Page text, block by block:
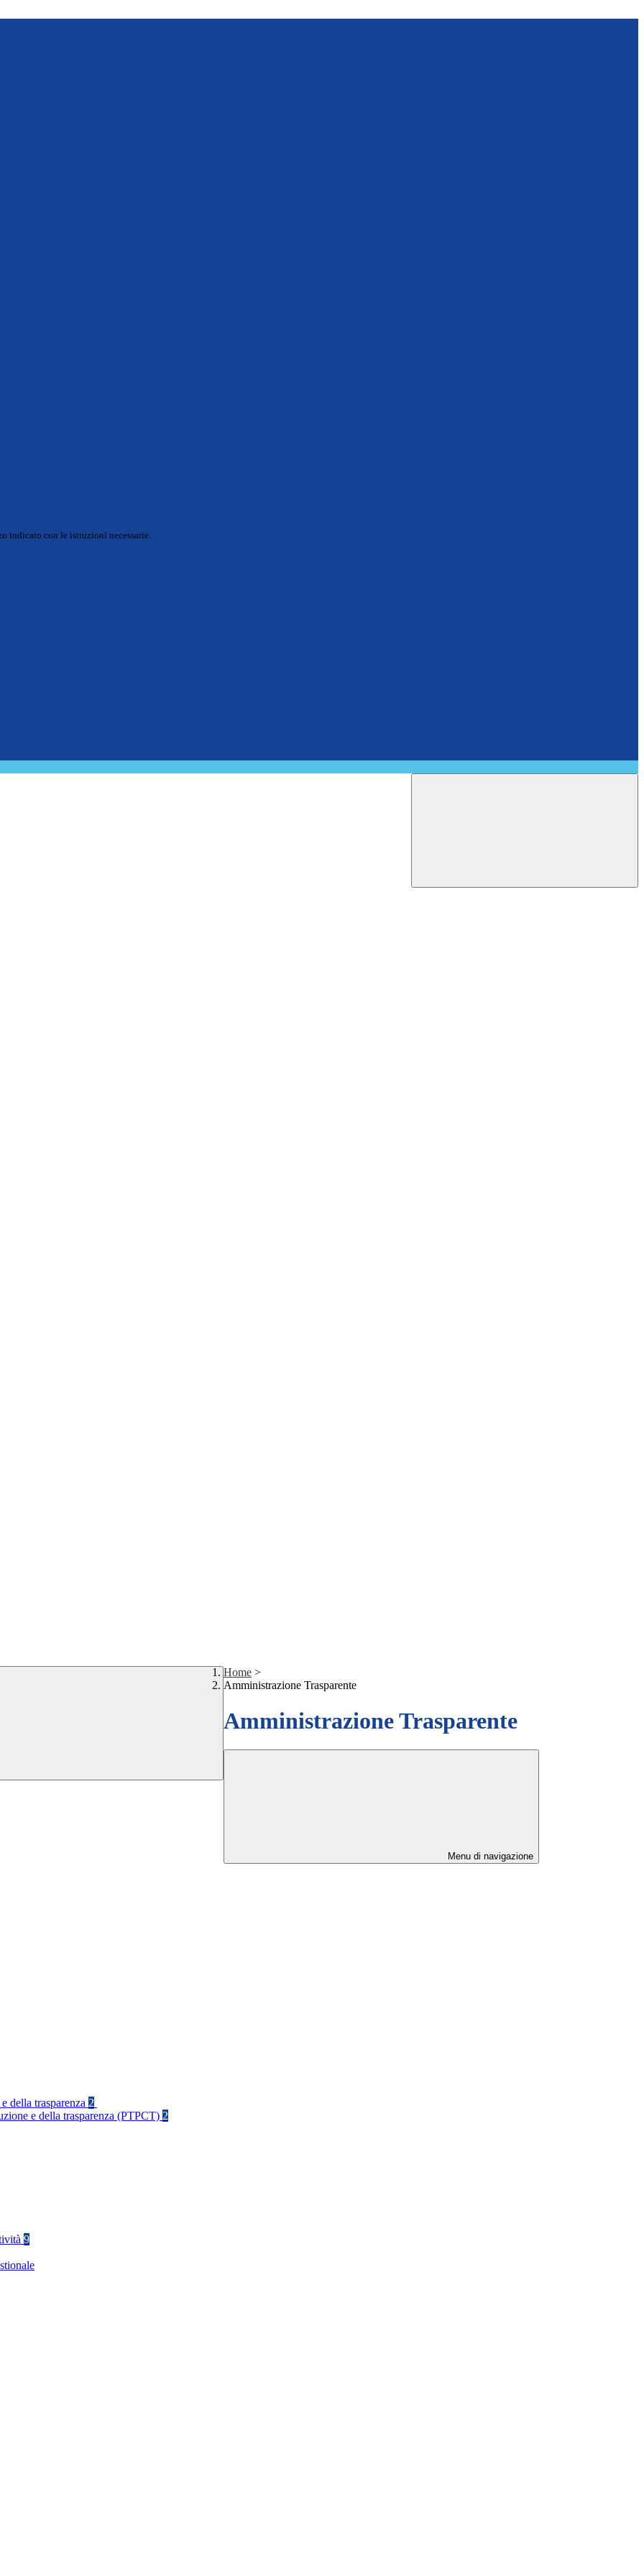
indicato con le istruzioni necessarie.
Home >
Amministrazione Trasparente
Amministrazione Trasparente
Menu di navigazione
della trasparenza 2
e della trasparenza (PTPCT) 2
9